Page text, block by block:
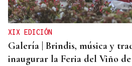
XIX EDICIÓN
Galería | Brindis, música y
inaugurar la Feria del Viño